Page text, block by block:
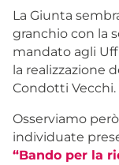
La Giunta
granchio con la
mandato agli
la realizzazione
Condotti Vecchi.
Osserviamo
individuate
“Bando per la